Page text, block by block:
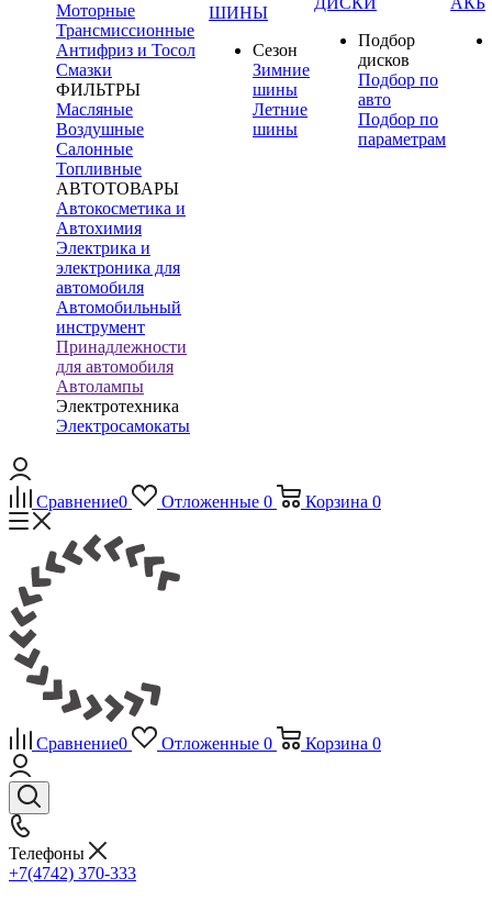
Моторные
Трансмиссионные
Антифриз и Тосол
Смазки
ФИЛЬТРЫ
Масляные
Воздушные
Салонные
Топливные
АВТОТОВАРЫ
Автокосметика и
Автохимия
Электрика и
электроника для
автомобиля
Автомобильный
инструмент
Принадлежности
для автомобиля
Автолампы
Электротехника
Электросамокаты
ШИНЫ
Сезон
Зимние
шины
Летние
шины
Подбор
дисков
Подбор по
авто
Подбор по
параметрам
Сравнение0 Отложенные 0 Корзина 0
Сравнение0 Отложенные 0 Корзина 0
Телефоны
+7(4742) 370-333